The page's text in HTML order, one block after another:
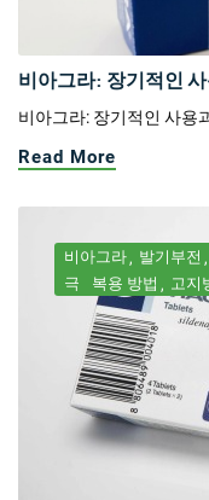
비아그라: 장기적인
비아그라: 장기적인 사용
Read More
비아그라 발기부전
극
복용 방법 고지